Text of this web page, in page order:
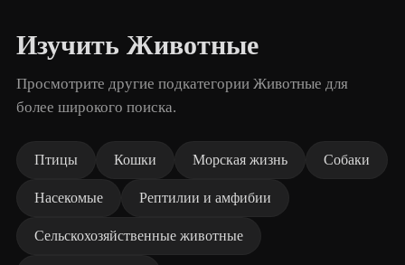
Изучить Животные
Просмотрите другие подкатегории Животные для
более широкого поиска.
Птицы Кошки Морская жизнь Собаки
Насекомые Рептилии и амфибии
Сельскохозяйственные животные